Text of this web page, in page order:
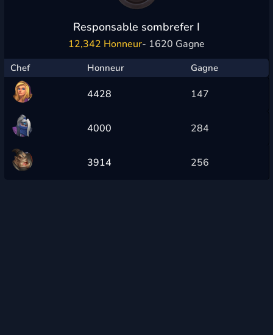
Responsable sombrefer I
12,342 Honneur- 1620 Gagne
Chef Honneur Gagne
4428 147
4000 284
3914 256